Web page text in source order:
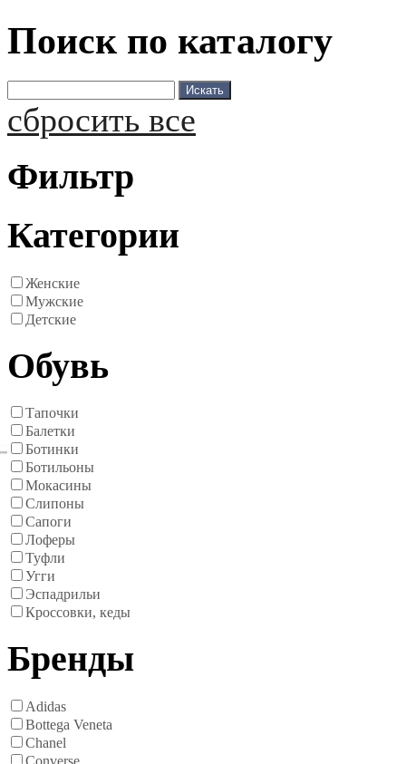
Поиск по каталогу
сбросить все
Фильтр
Категории
Женские
Мужские
Детские
Обувь
Тапочки
Балетки
Ботинки
Ботильоны
Мокасины
Слипоны
Сапоги
Лоферы
Туфли
Угги
Эспадрильи
Кроссовки, кеды
Бренды
Adidas
Bottega Veneta
Chanel
Converse